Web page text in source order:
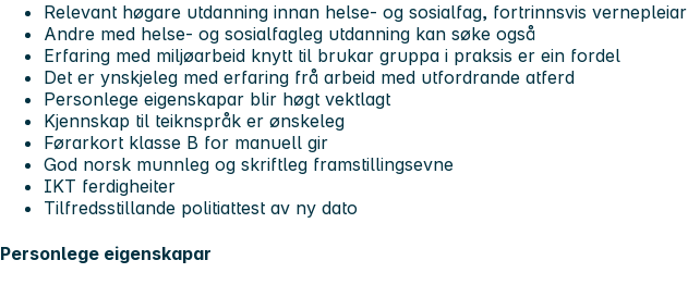
Relevant høgare utdanning innan helse- og sosialfag, fortrinnsvis vernepleiar
Andre med helse- og sosialfagleg utdanning kan søke også
Erfaring med miljøarbeid knytt til brukar gruppa i praksis er ein fordel
Det er ynskjeleg med erfaring frå arbeid med utfordrande atferd
Personlege eigenskapar blir høgt vektlagt
Kjennskap til teiknspråk er ønskeleg
Førarkort klasse B for manuell gir
God norsk munnleg og skriftleg framstillingsevne
IKT ferdigheiter
Tilfredsstillande politiattest av ny dato
Personlege eigenskapar